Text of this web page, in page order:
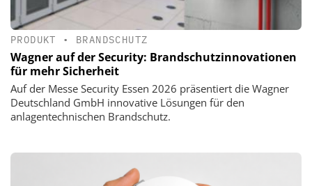
PRODUKT • BRANDSCHUTZ
Wagner auf der Security: Brandschutzinnovationen
für mehr Sicherheit
Auf der Messe Security Essen 2026 präsentiert die Wagner
Deutschland GmbH innovative Lösungen für den
anlagentechnischen Brandschutz.